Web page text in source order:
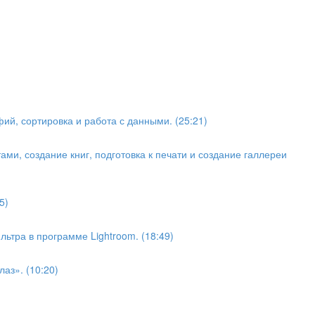
сортировка и работа с данными. (25:21)
создание книг, подготовка к печати и создание галлереи
в программе Lightroom. (18:49)
(10:20)